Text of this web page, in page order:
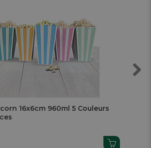
16x6cm 960ml 5 Couleurs